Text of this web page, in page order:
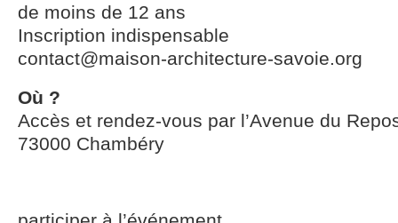
de moins de 12 ans
Inscription indispensable
contact@maison-architecture-savoie.org
Où ?
Accès et rendez-vous par l’Avenue du
73000 Chambéry